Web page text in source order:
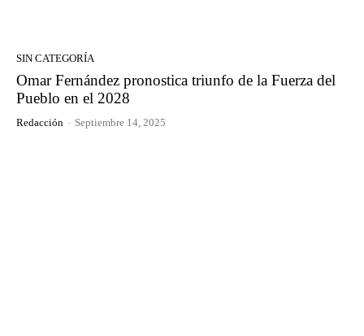
SIN CATEGORÍA
Omar Fernández pronostica triunfo de la Fuerza del
Pueblo en el 2028
Redacción - Septiembre 14, 2025